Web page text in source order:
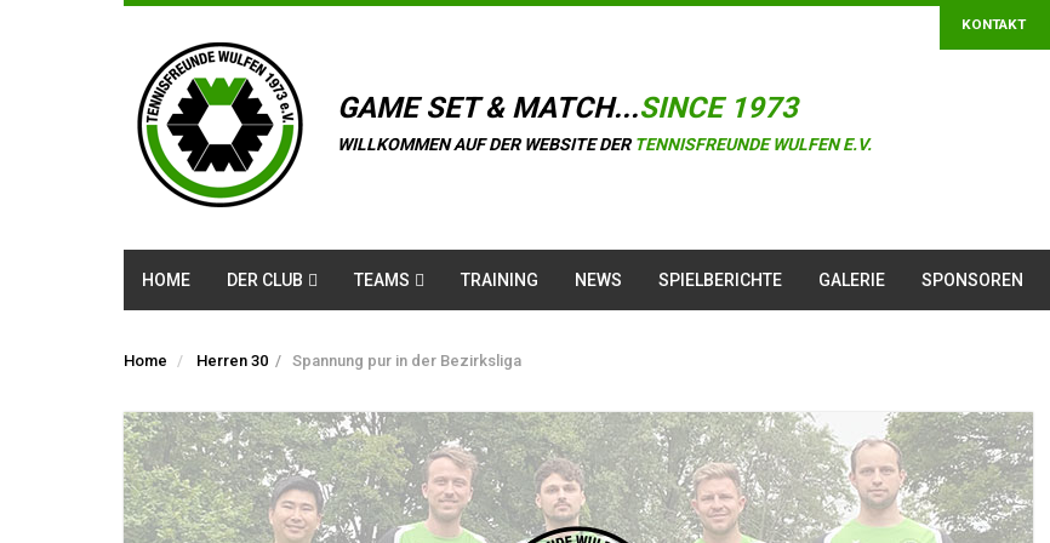
KONTAKT
GAME SET & MATCH...SINCE 1973
WILLKOMMEN AUF DER WEBSITE DER TENNISFREUNDE WULFEN E.V.
HOME DER CLUB TEAMS TRAINING NEWS SPIELBERICHTE GALERIE SPONSOREN
Home Herren 30 / Spannung pur in der Bezirksliga